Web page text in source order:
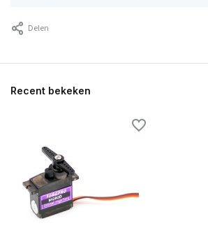
Delen
Recent bekeken